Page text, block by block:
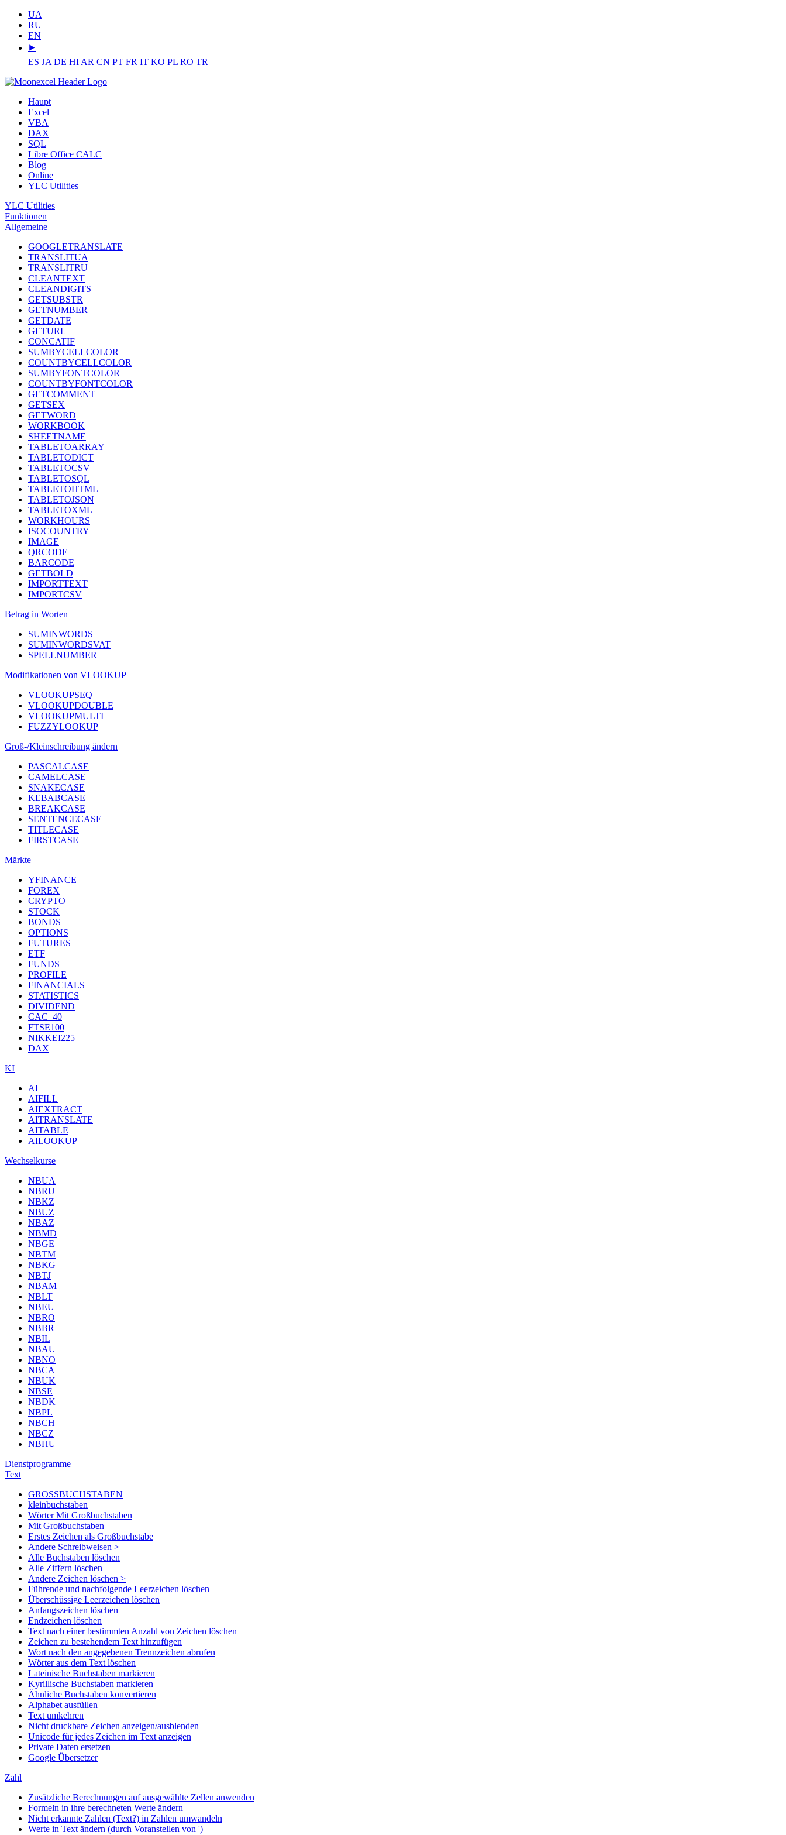
UA
RU
EN
⯈
ES JA DE HI AR CN PT FR IT KO PL RO TR
Haupt
Excel
VBA
DAX
SQL
Libre Office CALC
Blog
Online
YLC Utilities
YLC Utilities
Funktionen
Allgemeine
GOOGLETRANSLATE
TRANSLITUA
TRANSLITRU
CLEANTEXT
CLEANDIGITS
GETSUBSTR
GETNUMBER
GETDATE
GETURL
CONCATIF
SUMBYCELLCOLOR
COUNTBYCELLCOLOR
SUMBYFONTCOLOR
COUNTBYFONTCOLOR
GETCOMMENT
GETSEX
GETWORD
WORKBOOK
SHEETNAME
TABLETOARRAY
TABLETODICT
TABLETOCSV
TABLETOSQL
TABLETOHTML
TABLETOJSON
TABLETOXML
WORKHOURS
ISOCOUNTRY
IMAGE
QRCODE
BARCODE
GETBOLD
IMPORTTEXT
IMPORTCSV
Betrag in Worten
SUMINWORDS
SUMINWORDSVAT
SPELLNUMBER
Modifikationen von VLOOKUP
VLOOKUPSEQ
VLOOKUPDOUBLE
VLOOKUPMULTI
FUZZYLOOKUP
Groß-/Kleinschreibung ändern
PASCALCASE
CAMELCASE
SNAKECASE
KEBABCASE
BREAKCASE
SENTENCECASE
TITLECASE
FIRSTCASE
Märkte
YFINANCE
FOREX
CRYPTO
STOCK
BONDS
OPTIONS
FUTURES
ETF
FUNDS
PROFILE
FINANCIALS
STATISTICS
DIVIDEND
CAC_40
FTSE100
NIKKEI225
DAX
KI
AI
AIFILL
AIEXTRACT
AITRANSLATE
AITABLE
AILOOKUP
Wechselkurse
NBUA
NBRU
NBKZ
NBUZ
NBAZ
NBMD
NBGE
NBTM
NBKG
NBTJ
NBAM
NBLT
NBEU
NBRO
NBBR
NBIL
NBAU
NBNO
NBCA
NBUK
NBSE
NBDK
NBPL
NBCH
NBCZ
NBHU
Dienstprogramme
Text
GROSSBUCHSTABEN
kleinbuchstaben
Wörter Mit Großbuchstaben
Mit Großbuchstaben
Erstes Zeichen als Großbuchstabe
Andere Schreibweisen >
Alle Buchstaben löschen
Alle Ziffern löschen
Andere Zeichen löschen >
Führende und nachfolgende Leerzeichen löschen
Überschüssige Leerzeichen löschen
Anfangszeichen löschen
Endzeichen löschen
Text nach einer bestimmten Anzahl von Zeichen löschen
Zeichen zu bestehendem Text hinzufügen
Wort nach den angegebenen Trennzeichen abrufen
Wörter aus dem Text löschen
Lateinische Buchstaben markieren
Kyrillische Buchstaben markieren
Ähnliche Buchstaben konvertieren
Alphabet ausfüllen
Text umkehren
Nicht druckbare Zeichen anzeigen/ausblenden
Unicode für jedes Zeichen im Text anzeigen
Private Daten ersetzen
Google Übersetzer
Zahl
Zusätzliche Berechnungen auf ausgewählte Zellen anwenden
Formeln in ihre berechneten Werte ändern
Nicht erkannte Zahlen (Text?) in Zahlen umwandeln
Werte in Text ändern (durch Voranstellen von ')